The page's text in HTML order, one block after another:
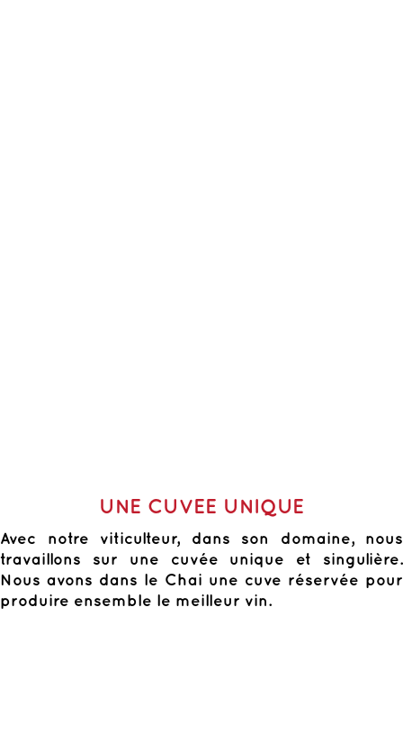
UNE CUVEE UNIQUE
Avec notre viticulteur, dans son domaine, nous
travaillons sur une cuvée unique et singulière.
Nous avons dans le Chai une cuve réservée pour
produire ensemble le meilleur vin.